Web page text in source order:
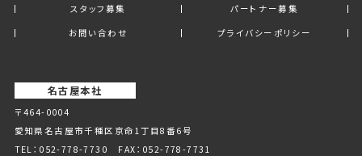
スタッフ募集
パートナー募集
お問い合わせ
プライバシーポリシー
名古屋本社
〒464-0004
愛知県名古屋市千種区京命1丁⽬8番6号
TEL： 052-778-7730 FAX：052-778-7731